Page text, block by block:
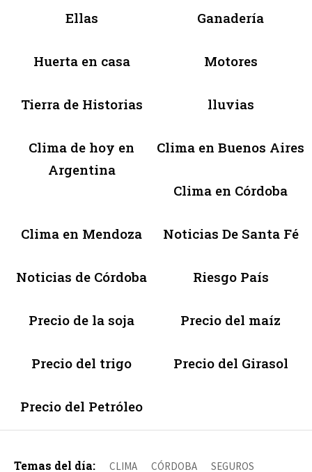
Ellas Ganadería
Huerta en casa Motores
Tierra de Historias lluvias
Clima de hoy en
Argentina
Clima en Buenos Aires
Clima en Córdoba
Clima en Mendoza Noticias De Santa Fé
Noticias de Córdoba Riesgo País
Precio de la soja Precio del maíz
Precio del trigo Precio del Girasol
Precio del Petróleo
Temas del día: CLIMA CÓRDOBA SEGUROS